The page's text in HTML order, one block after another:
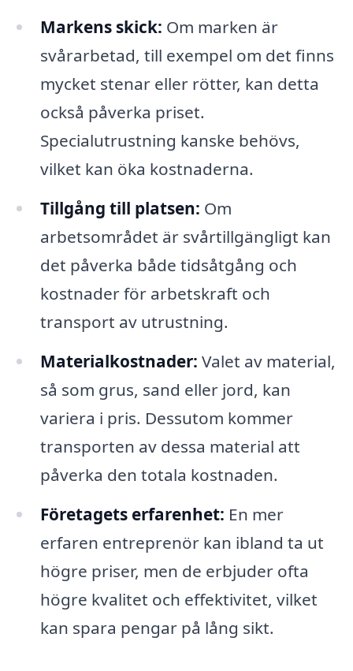
Markens skick: Om marken är
svårarbetad, till exempel om det finns
mycket stenar eller rötter, kan detta
också påverka priset.
Specialutrustning kanske behövs,
vilket kan öka kostnaderna.
Tillgång till platsen: Om
arbetsområdet är svårtillgängligt kan
det påverka både tidsåtgång och
kostnader för arbetskraft och
transport av utrustning.
Materialkostnader: Valet av material,
så som grus, sand eller jord, kan
variera i pris. Dessutom kommer
transporten av dessa material att
påverka den totala kostnaden.
Företagets erfarenhet: En mer
erfaren entreprenör kan ibland ta ut
högre priser, men de erbjuder ofta
högre kvalitet och effektivitet, vilket
kan spara pengar på lång sikt.